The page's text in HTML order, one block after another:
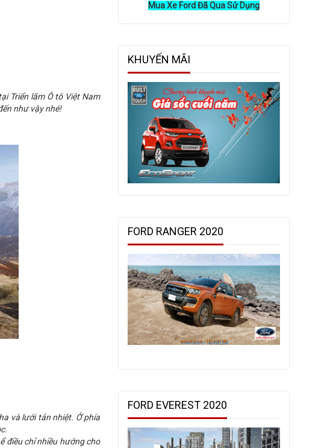
Triển lãm Ô tô Việt Nam
như vậy nhé!
và lưới tản nhiệt. Ở phía
điều chỉ nhiều hướng cho
Mua Xe Ford Đã Qua Sử Dụng
KHUYẾN MÃI
FORD RANGER 2020
FORD EVEREST 2020